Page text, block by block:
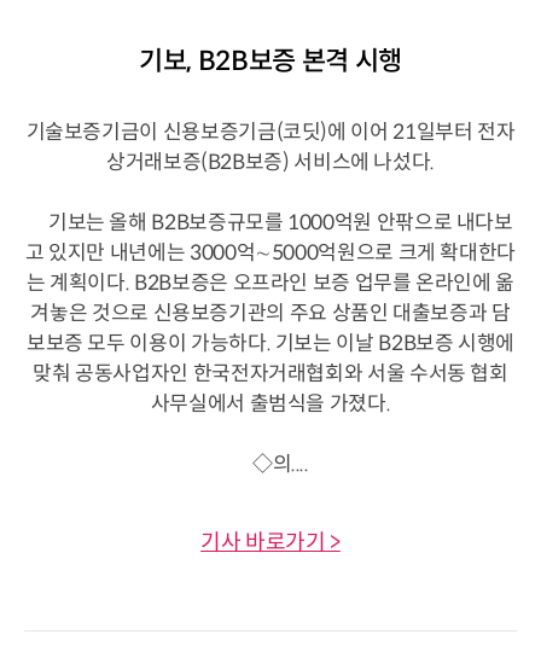
기보, B2B보증 본격 시행
기술보증기금이 신용보증기금(코딧)에 이어 21일부터 전자
상거래보증(B2B보증) 서비스에 나섰다.
기보는 올해 B2B보증규모를 1000억원 안팎으로 내다보
고 있지만 내년에는 3000억∼5000억원으로 크게 확대한다
는 계획이다. B2B보증은 오프라인 보증 업무를 온라인에 옮
겨놓은 것으로 신용보증기관의 주요 상품인 대출보증과 담
보보증 모두 이용이 가능하다. 기보는 이날 B2B보증 시행에
맞춰 공동사업자인 한국전자거래협회와 서울 수서동 협회
사무실에서 출범식을 가졌다.
◇의....
기사 바로가기 >